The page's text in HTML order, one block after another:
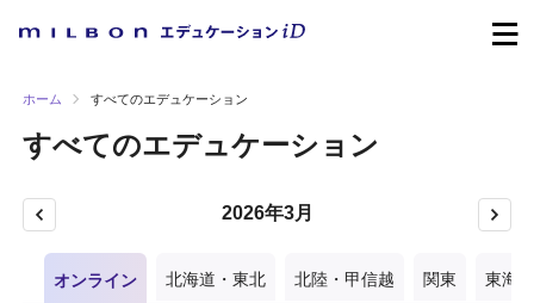
ホーム すべてのエデュケーション
すべてのエデュケーション
2026年3月
オンライン 北海道・東北 北陸・甲信越 関東 東海